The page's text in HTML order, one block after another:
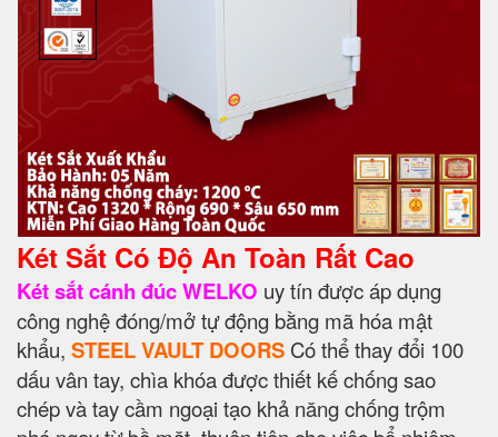
Két Sắt Có Độ An Toàn Rất Cao
Két sắt cánh đúc WELKO uy tín được áp dụng
công nghệ đóng/mở tự động bằng mã hóa mật
khẩu, STEEL VAULT DOORS Có thể thay đổi 100
dấu vân tay, chìa khóa được thiết kế chống sao
chép và tay cầm ngoại tạo khả năng chống trộm